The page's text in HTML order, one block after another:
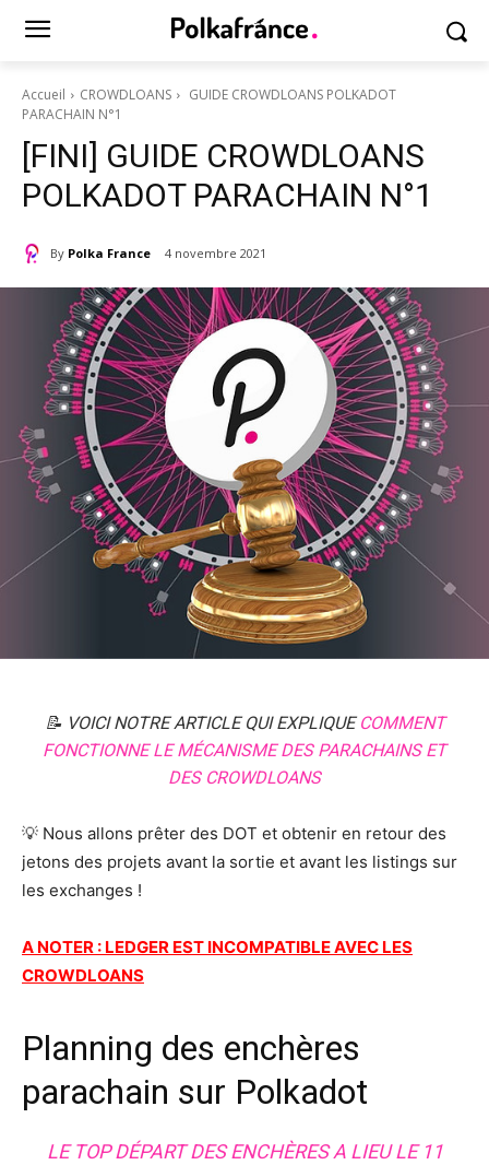
Accueil CROWDLOANS
GUIDE CROWDLOANS POLKADOT
PARACHAIN N°1
[FINI] GUIDE CROWDLOANS
POLKADOT PARACHAIN N°1
By Polka France 4 novembre 2021
📝 VOICI NOTRE ARTICLE QUI EXPLIQUE COMMENT
FONCTIONNE LE MÉCANISME DES PARACHAINS ET
DES CROWDLOANS
💡 Nous allons prêter des DOT et obtenir en retour des
jetons des projets avant la sortie et avant les listings sur
les exchanges !
A NOTER : LEDGER EST INCOMPATIBLE AVEC LES
CROWDLOANS
Planning des enchères
parachain sur Polkadot
LE TOP DÉPART DES ENCHÈRES A LIEU LE 11